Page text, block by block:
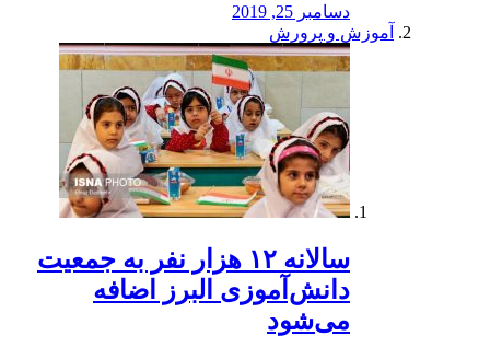
دسامبر 25, 2019
آموزش و پرورش
️سالانه ۱۲ هزار نفر به جمعیت
دانش‌آموزی البرز اضافه
می‌شود